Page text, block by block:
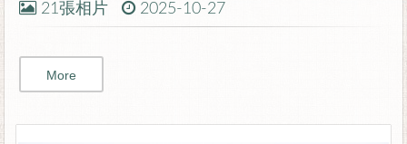
21張相片 2025-10-27
More